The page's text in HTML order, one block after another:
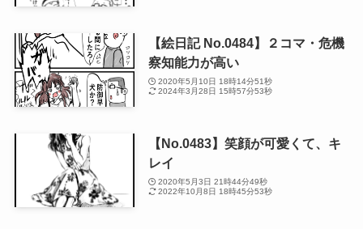
【絵日記 No.0484】２コマ・危機
察知能力が高い
2020年5月10日 18時14分51秒
2024年3月28日 15時57分53秒
【No.0483】笑顔が可愛くて、キ
レイ
2020年5月3日 21時44分49秒
2022年10月8日 18時45分53秒